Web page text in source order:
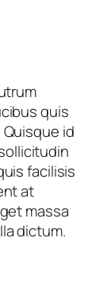
quis
id
facilisis
at
massa
dictum.